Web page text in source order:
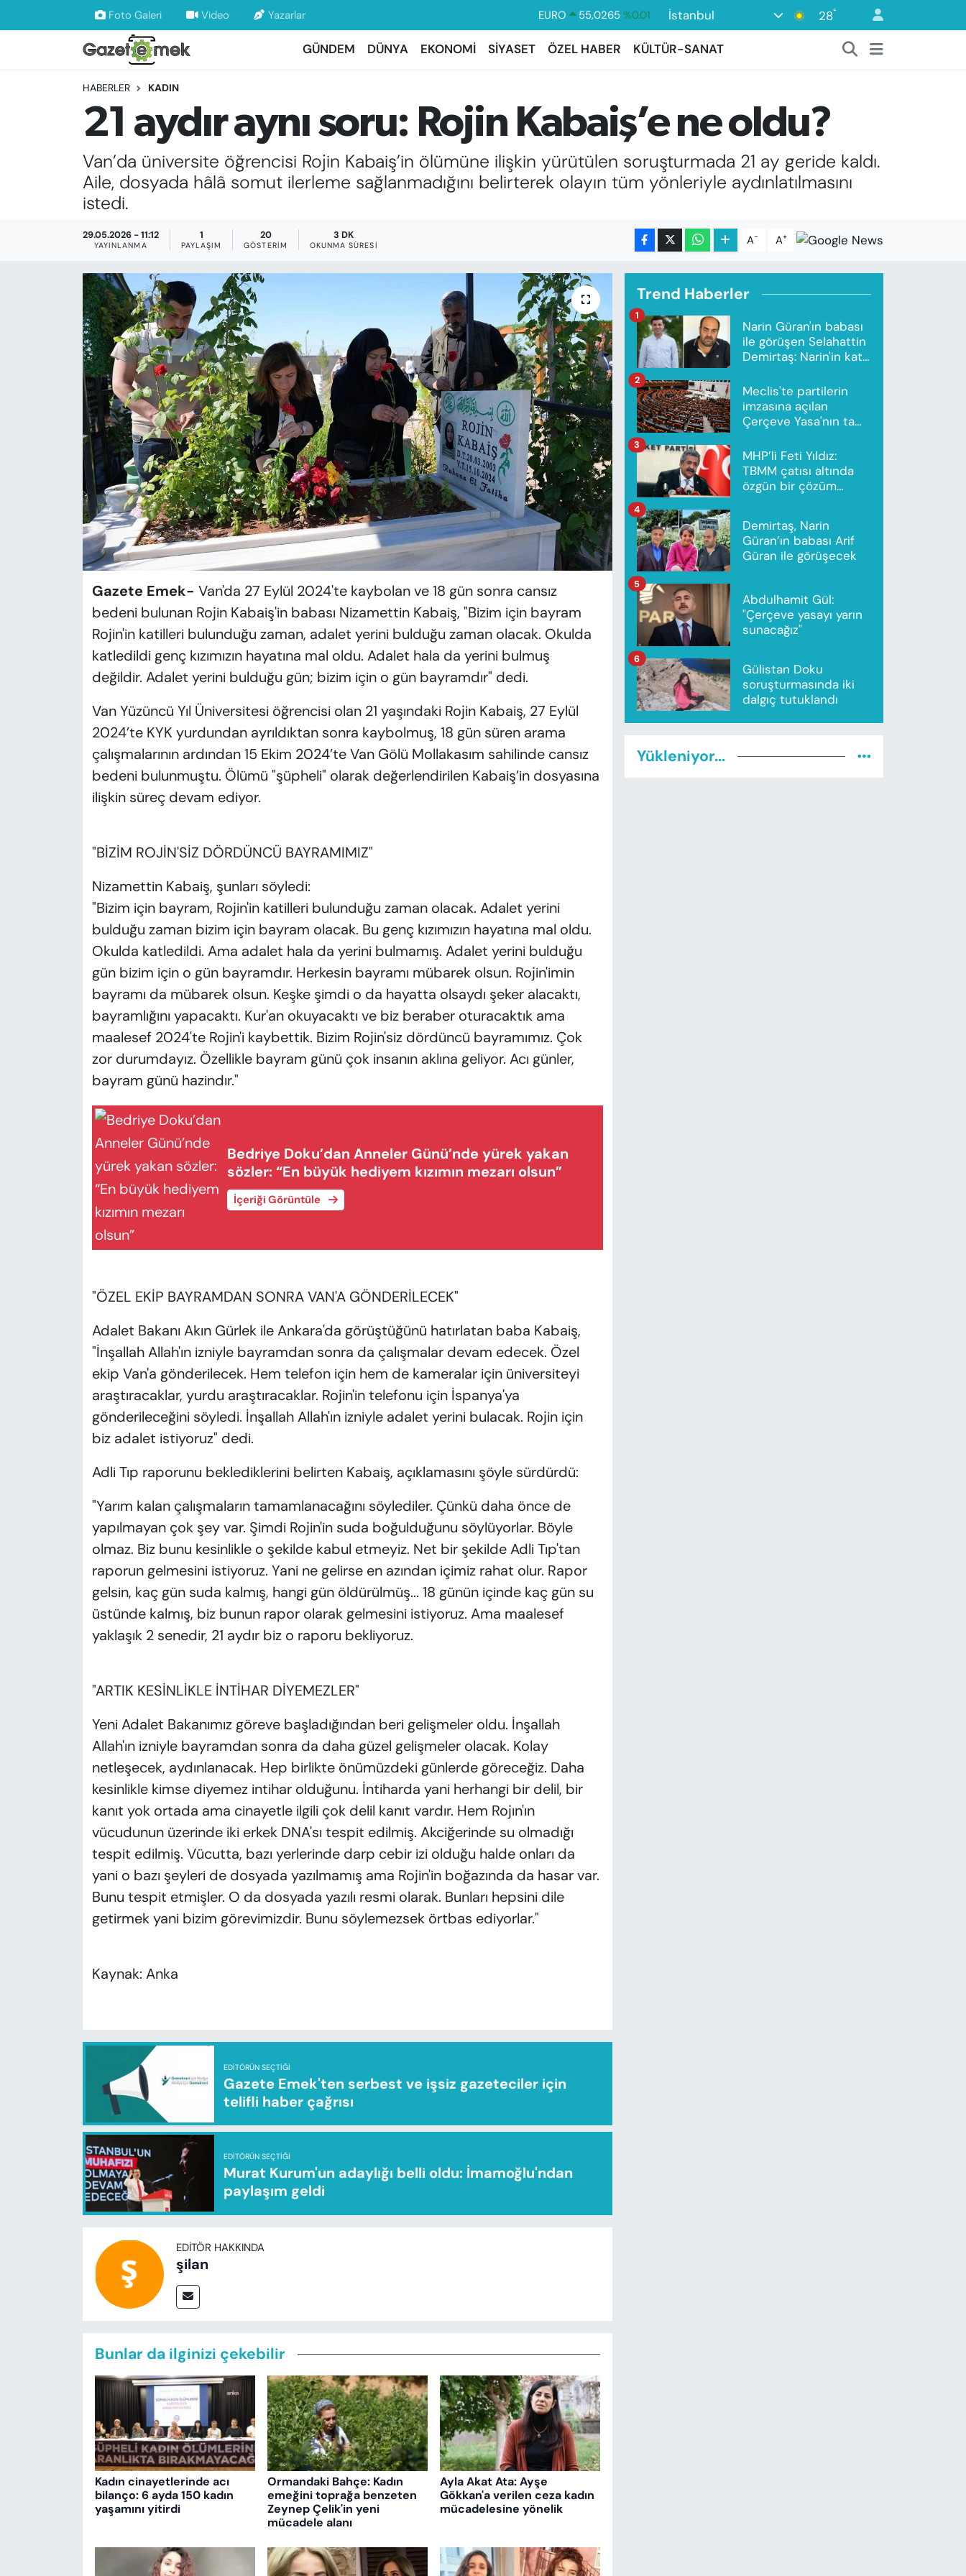
Foto Galeri Video Yazarlar EURO 55,0265 %0.01
STERLİN
64,1897
%0.02
BITCOIN
64.360,53 %-0.76
%0.17
İstanbul 28°
GÜNDEM DÜNYA EKONOMİ SİYASET ÖZEL HABER KÜLTÜR-SANAT
HABERLER KADIN
21 aydır aynı soru: Rojin Kabaiş’e ne oldu?
Van’da üniversite öğrencisi Rojin Kabaiş’in ölümüne ilişkin yürütülen soruşturmada 21 ay geride kaldı.
Aile, dosyada hâlâ somut ilerleme sağlanmadığını belirterek olayın tüm yönleriyle aydınlatılmasını
istedi.
29.05.2026 - 11:12
YAYINLANMA
1
PAYLAŞIM
20
GÖSTERIM
3 DK
OKUNMA SÜRESI A- A+
Gazete Emek- Van'da 27 Eylül 2024'te kaybolan ve 18 gün sonra cansız
bedeni bulunan Rojin Kabaiş'in babası Nizamettin Kabaiş, "Bizim için bayram
Rojin'in katilleri bulunduğu zaman, adalet yerini bulduğu zaman olacak. Okulda
katledildi genç kızımızın hayatına mal oldu. Adalet hala da yerini bulmuş
değildir. Adalet yerini bulduğu gün; bizim için o gün bayramdır" dedi.
Van Yüzüncü Yıl Üniversitesi öğrencisi olan 21 yaşındaki Rojin Kabaiş, 27 Eylül
2024’te KYK yurdundan ayrıldıktan sonra kaybolmuş, 18 gün süren arama
çalışmalarının ardından 15 Ekim 2024’te Van Gölü Mollakasım sahilinde cansız
bedeni bulunmuştu. Ölümü "şüpheli" olarak değerlendirilen Kabaiş’in dosyasına
ilişkin süreç devam ediyor.
"BİZİM ROJİN'SİZ DÖRDÜNCÜ BAYRAMIMIZ"
Nizamettin Kabaiş, şunları söyledi:
"Bizim için bayram, Rojin'in katilleri bulunduğu zaman olacak. Adalet yerini
bulduğu zaman bizim için bayram olacak. Bu genç kızımızın hayatına mal oldu.
Okulda katledildi. Ama adalet hala da yerini bulmamış. Adalet yerini bulduğu
gün bizim için o gün bayramdır. Herkesin bayramı mübarek olsun. Rojin'imin
bayramı da mübarek olsun. Keşke şimdi o da hayatta olsaydı şeker alacaktı,
bayramlığını yapacaktı. Kur'an okuyacaktı ve biz beraber oturacaktık ama
maalesef 2024'te Rojin'i kaybettik. Bizim Rojin'siz dördüncü bayramımız. Çok
zor durumdayız. Özellikle bayram günü çok insanın aklına geliyor. Acı günler,
bayram günü hazindır."
Bedriye Doku’dan Anneler Günü’nde yürek yakan
sözler: “En büyük hediyem kızımın mezarı olsun”
İçeriği Görüntüle
"ÖZEL EKİP BAYRAMDAN SONRA VAN'A GÖNDERİLECEK"
Adalet Bakanı Akın Gürlek ile Ankara'da görüştüğünü hatırlatan baba Kabaiş,
"İnşallah Allah'ın izniyle bayramdan sonra da çalışmalar devam edecek. Özel
ekip Van'a gönderilecek. Hem telefon için hem de kameralar için üniversiteyi
araştıracaklar, yurdu araştıracaklar. Rojin'in telefonu için İspanya'ya
gönderileceğini söyledi. İnşallah Allah'ın izniyle adalet yerini bulacak. Rojin için
biz adalet istiyoruz" dedi.
Adli Tıp raporunu beklediklerini belirten Kabaiş, açıklamasını şöyle sürdürdü:
"Yarım kalan çalışmaların tamamlanacağını söylediler. Çünkü daha önce de
yapılmayan çok şey var. Şimdi Rojin'in suda boğulduğunu söylüyorlar. Böyle
olmaz. Biz bunu kesinlikle o şekilde kabul etmeyiz. Net bir şekilde Adli Tıp'tan
raporun gelmesini istiyoruz. Yani ne gelirse en azından içimiz rahat olur. Rapor
gelsin, kaç gün suda kalmış, hangi gün öldürülmüş... 18 günün içinde kaç gün su
üstünde kalmış, biz bunun rapor olarak gelmesini istiyoruz. Ama maalesef
yaklaşık 2 senedir, 21 aydır biz o raporu bekliyoruz.
"ARTIK KESİNLİKLE İNTİHAR DİYEMEZLER"
Yeni Adalet Bakanımız göreve başladığından beri gelişmeler oldu. İnşallah
Allah'ın izniyle bayramdan sonra da daha güzel gelişmeler olacak. Kolay
netleşecek, aydınlanacak. Hep birlikte önümüzdeki günlerde göreceğiz. Daha
kesinlikle kimse diyemez intihar olduğunu. İntiharda yani herhangi bir delil, bir
kanıt yok ortada ama cinayetle ilgili çok delil kanıt vardır. Hem Rojın'ın
vücudunun üzerinde iki erkek DNA'sı tespit edilmiş. Akciğerinde su olmadığı
tespit edilmiş. Vücutta, bazı yerlerinde darp cebir izi olduğu halde onları da
yani o bazı şeyleri de dosyada yazılmamış ama Rojin'in boğazında da hasar var.
Bunu tespit etmişler. O da dosyada yazılı resmi olarak. Bunları hepsini dile
getirmek yani bizim görevimizdir. Bunu söylemezsek örtbas ediyorlar."
Kaynak: Anka
EDITÖRÜN SEÇTIĞI
Gazete Emek'ten serbest ve işsiz gazeteciler için
telifli haber çağrısı
EDITÖRÜN SEÇTIĞI
Murat Kurum'un adaylığı belli oldu: İmamoğlu'ndan
paylaşım geldi
EDITÖR HAKKINDA
şilan
Bunlar da ilginizi çekebilir
Kadın cinayetlerinde acı
bilanço: 6 ayda 150 kadın
yaşamını yitirdi
Ormandaki Bahçe: Kadın
emeğini toprağa benzeten
Zeynep Çelik'in yeni
mücadele alanı
Ayla Akat Ata: Ayşe
Gökkan'a verilen ceza kadın
mücadelesine yönelik
Trend Haberler
Narin Güran'ın babası
ile görüşen Selahattin
Demirtaş: Narin'in katili
1
Meclis'te partilerin
imzasına açılan
Çerçeve Yasa'nın tam
2
MHP’li Feti Yıldız:
TBMM çatısı altında
özgün bir çözüm
3
Demirtaş, Narin
Güran’ın babası Arif
Güran ile görüşecek
4
Abdulhamit Gül:
"Çerçeve yasayı yarın
sunacağız"
5
Gülistan Doku
soruşturmasında iki
dalgıç tutuklandı
6
Yükleniyor...
DÜNYA
EKONOMİ
EMEK HABERLERİ
YENİ MEDYADA EMEK GAZETECİLİĞİNİ
GELİŞTİRMEK
EĞİTİM
SAĞLIK
KÜLTÜR-SANAT
MAGAZİN
ÖZEL HABER
YAZAR KÖŞESİ
VAN VE DİYARBAKIR HABERLERİ
Nöbetçi Eczaneler
Hava Durumu
İstanbul Namaz Vakitleri
Trafik Durumu
Süper Lig Puan Durumu ve Fikstür
Tüm Manşetler
Son Dakika Haberleri
Haber Arşivi